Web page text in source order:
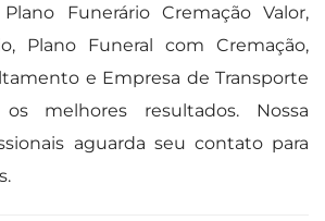
Funerário Cremação Valor,
Plano Funeral com Cremação,
e Empresa de Transporte
melhores resultados. Nossa
aguarda seu contato para